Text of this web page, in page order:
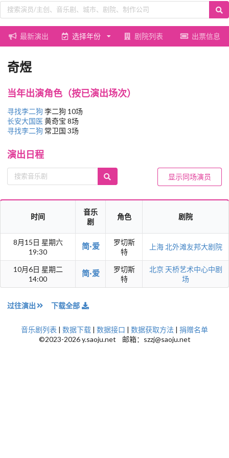
最新演出 选择年份 剧院列表 出票信息
奇煜
当年出演角色（按已演出场次）
寻找李二狗 李二狗 10场
长安大国医 黄奇宝 8场
寻找李二狗 常卫国 3场
演出日程
显示同场演员
时间
音乐
剧
角色 剧院
8月15日 星期六
19:30
简·爱
罗切斯
特
上海 北外滩友邦大剧院
10月6日 星期二
14:00
简·爱
罗切斯
特
北京 天桥艺术中心中剧
场
过往演出 下载全部
音乐剧列表 | 数据下载 | 数据接口 | 数据获取方法 | 捐赠名单
©2023-2026 y.saoju.net 邮箱：szzj@saoju.net